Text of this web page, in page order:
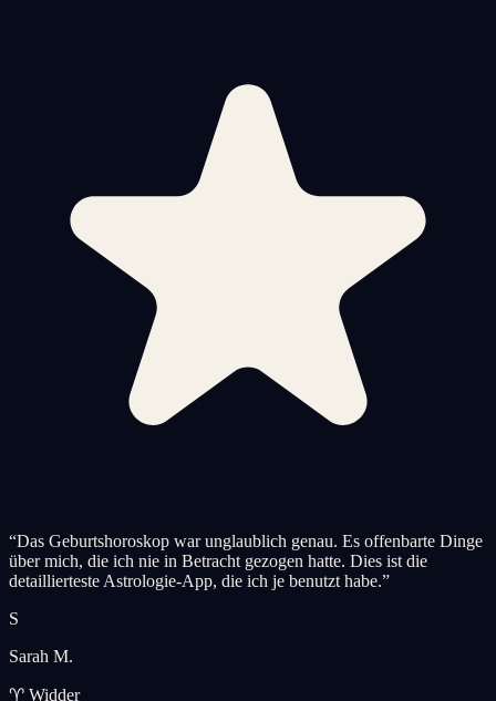
“Das Geburtshoroskop war unglaublich genau. Es offenbarte Dinge
über mich, die ich nie in Betracht gezogen hatte. Dies ist die
detaillierteste Astrologie-App, die ich je benutzt habe.”
S
Sarah M.
♈ Widder